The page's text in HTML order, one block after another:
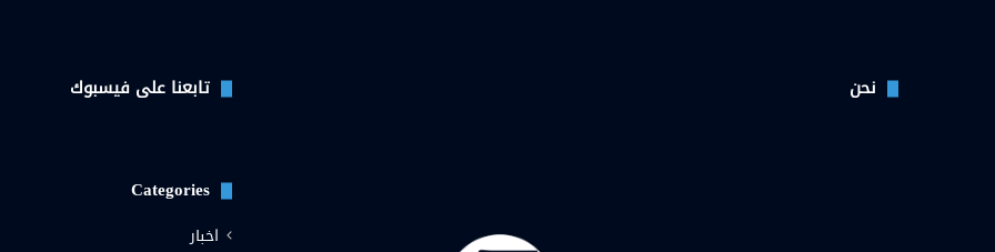
نحن تابعنا على فيسبوك
Categories
اخبار